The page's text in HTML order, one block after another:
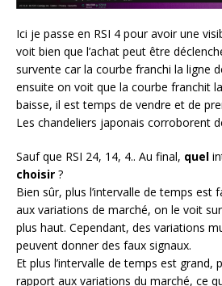
Ici je passe en RSI 4 pour avoir une
voit bien que l’achat peut être
survente car la courbe franchi la ligne
ensuite on voit que la courbe franchit
baisse, il est temps de vendre et de
Les chandeliers japonais corroborent
Sauf que RSI 24, 14, 4.. Au final, quel
choisir ?
Bien sûr, plus l’intervalle de temps est
aux variations de marché, on le voit
plus haut. Cependant, des variations
peuvent donner des faux signaux.
Et plus l’intervalle de temps est grand,
rapport aux variations du marché, ce